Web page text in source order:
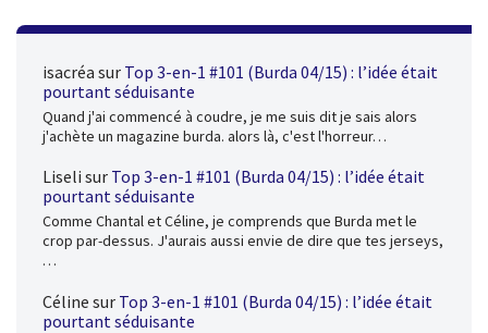
isacréa sur Top 3-en-1 #101 (Burda 04/15) : l’idée était
pourtant séduisante
Quand j'ai commencé à coudre, je me suis dit je sais alors
j'achète un magazine burda. alors là, c'est l'horreur…
Liseli sur Top 3-en-1 #101 (Burda 04/15) : l’idée était
pourtant séduisante
Comme Chantal et Céline, je comprends que Burda met le
crop par-dessus. J'aurais aussi envie de dire que tes jerseys,
…
Céline sur Top 3-en-1 #101 (Burda 04/15) : l’idée était
pourtant séduisante